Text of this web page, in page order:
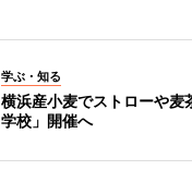
学ぶ・知る
横浜産小麦でストローや
学校」開催へ